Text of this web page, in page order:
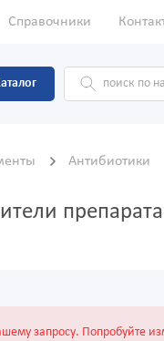
Справочники
Антибиотики
запросу. Попробуйте